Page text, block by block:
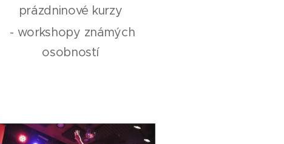
prázdninové kurzy
- workshopy známých
osobností